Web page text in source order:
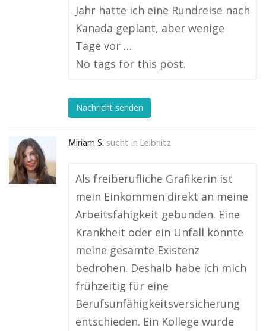
Jahr hatte ich eine Rundreise nach
Kanada geplant, aber wenige
Tage vor …
No tags for this post.
Nachricht senden
Miriam S. sucht in Leibnitz
Als freiberufliche Grafikerin ist
mein Einkommen direkt an meine
Arbeitsfähigkeit gebunden. Eine
Krankheit oder ein Unfall könnte
meine gesamte Existenz
bedrohen. Deshalb habe ich mich
frühzeitig für eine
Berufsunfähigkeitsversicherung
entschieden. Ein Kollege wurde